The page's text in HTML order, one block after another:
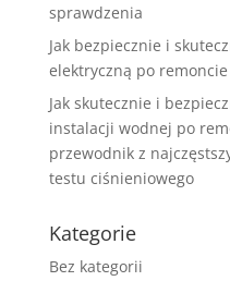
sprawdzenia
Jak bezpiecznie i
elektryczną po
Jak skutecznie i
instalacji wodnej po
przewodnik z
testu ciśnieniowego
Kategorie
Bez kategorii